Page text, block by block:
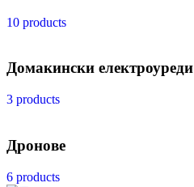
10 products
Домакински електроуреди
3 products
Дронове
6 products